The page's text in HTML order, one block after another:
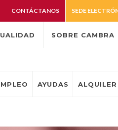
CONTÁCTANOS SEDE
SOBRE CAMBRA
AYUDAS